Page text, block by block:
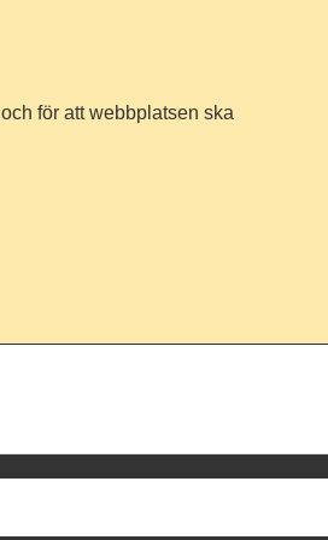
för att webbplatsen ska